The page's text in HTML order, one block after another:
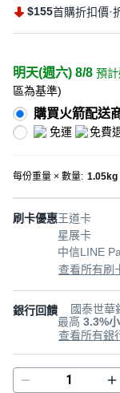
$155首購折扣價·
明天(週六) 8/8 預
區為基準)
購買火箭配送
免運 免費
每份重量 × 數量: 1.05kg
刷卡優惠王道卡
星展卡
中信LINE
查看所有刷
銀行回饋
國泰世華
最高 3.3%
查看所有銀